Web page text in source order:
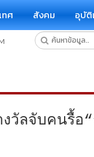
ทศ สังคม อุบัติ
วัลจับคนรื้อ